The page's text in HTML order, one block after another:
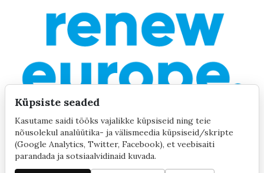
©2020 by Yana Toom Küpsiste seaded
Küpsiste seaded
Kasutame saidi tööks vajalikke küpsiseid ning teie
nõusolekul analüütika- ja välismeedia küpsiseid/skripte
(Google Analytics, Twitter, Facebook), et veebisaiti
parandada ja sotsiaalvidinaid kuvada.